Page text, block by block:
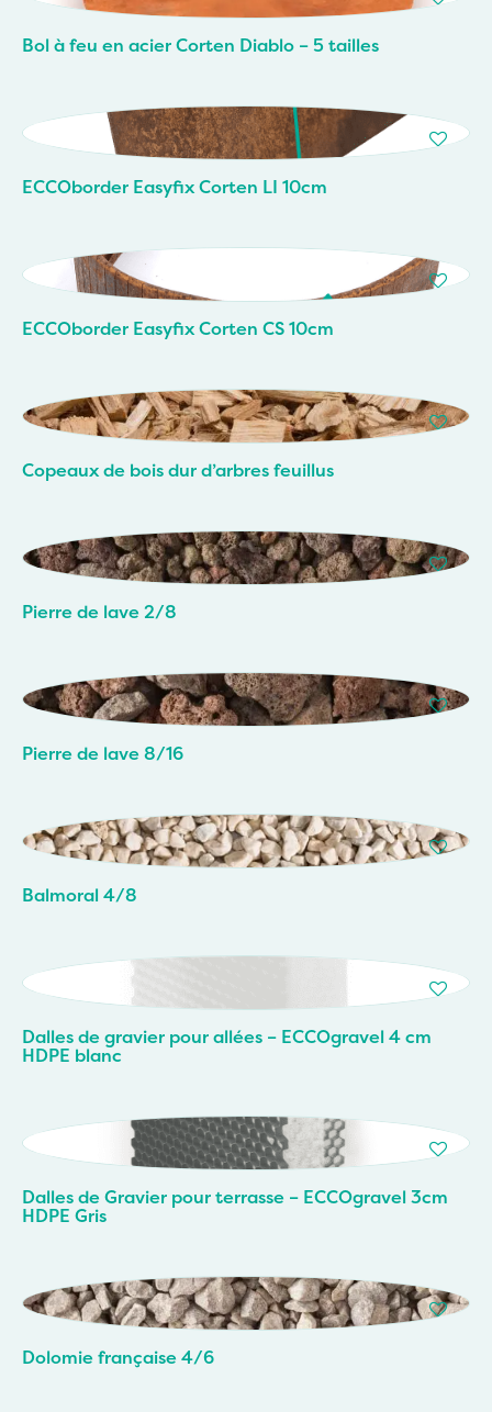
Bol à feu en acier Corten Diablo – 5 tailles
ECCOborder Easyfix Corten LI 10cm
ECCOborder Easyfix Corten CS 10cm
Copeaux de bois dur d’arbres feuillus
Pierre de lave 2/8
Pierre de lave 8/16
Balmoral 4/8
Dalles de gravier pour allées – ECCOgravel 4 cm
HDPE blanc
Dalles de Gravier pour terrasse – ECCOgravel 3cm
HDPE Gris
Dolomie française 4/6